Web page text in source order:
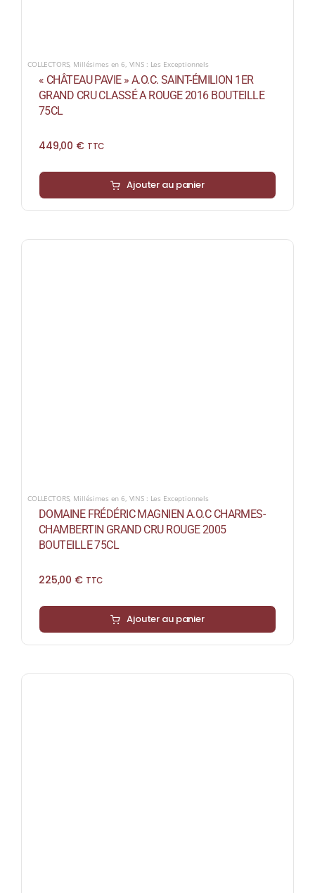
COLLECTORS, Millésimes en 6, VINS : Les Exceptionnels
« CHÂTEAU PAVIE » A.O.C. SAINT-ÉMILION 1ER
GRAND CRU CLASSÉ A ROUGE 2016 BOUTEILLE
75CL
449,00 € TTC
Ajouter au panier
COLLECTORS, Millésimes en 6, VINS : Les Exceptionnels
DOMAINE FRÉDÉRIC MAGNIEN A.O.C CHARMES-
CHAMBERTIN GRAND CRU ROUGE 2005
BOUTEILLE 75CL
225,00 € TTC
Ajouter au panier